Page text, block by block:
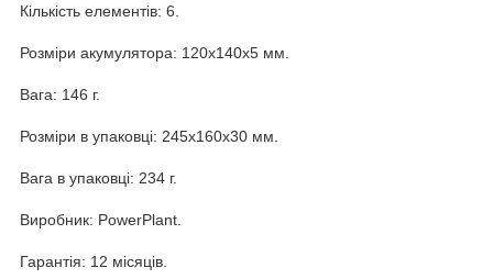
Кількість елементів: 6.
Розміри акумулятора: 120x140x5 мм.
Вага: 146 г.
Розміри в упаковці: 245x160x30 мм.
Вага в упаковці: 234 г.
Виробник: PowerPlant.
Гарантія: 12 місяців.